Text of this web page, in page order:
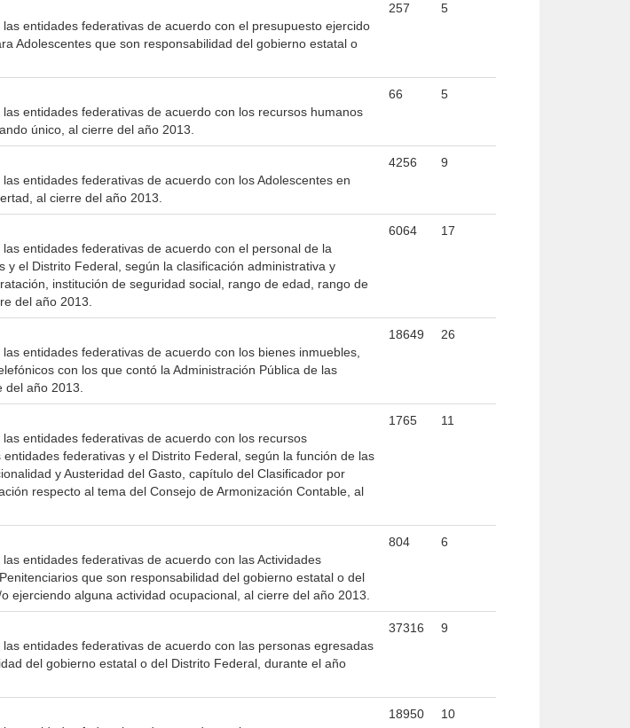
entidades federativas de acuerdo con el presupuesto ejercido
Adolescentes que son responsabilidad del gobierno estatal o
257 5
entidades federativas de acuerdo con los recursos humanos
único, al cierre del año 2013.
66 5
entidades federativas de acuerdo con los Adolescentes en
al cierre del año 2013.
4256 9
entidades federativas de acuerdo con el personal de la
el Distrito Federal, según la clasificación administrativa y
institución de seguridad social, rango de edad, rango de
del año 2013.
6064 17
entidades federativas de acuerdo con los bienes inmuebles,
con los que contó la Administración Pública de las
año 2013.
18649 26
entidades federativas de acuerdo con los recursos
federativas y el Distrito Federal, según la función de las
y Austeridad del Gasto, capítulo del Clasificador por
respecto al tema del Consejo de Armonización Contable, al
1765 11
entidades federativas de acuerdo con las Actividades
que son responsabilidad del gobierno estatal o del
ejerciendo alguna actividad ocupacional, al cierre del año 2013.
804 6
entidades federativas de acuerdo con las personas egresadas
del gobierno estatal o del Distrito Federal, durante el año
37316 9
18950 10